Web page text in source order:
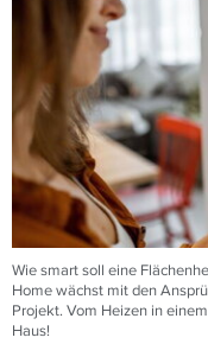
Wie smart soll eine
Home wächst mit den
Projekt. Vom Heizen in
Haus!